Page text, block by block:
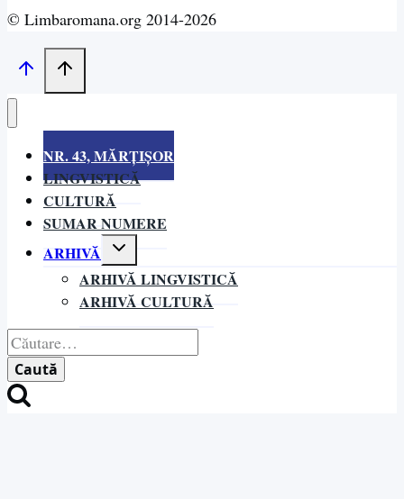
© Limbaromana.org 2014-2026
NR. 43, MĂRȚIȘOR
LINGVISTICĂ
CULTURĂ
SUMAR NUMERE
ARHIVĂ
Toggle
child
menu
ARHIVĂ LINGVISTICĂ
ARHIVĂ CULTURĂ
Caută
după: